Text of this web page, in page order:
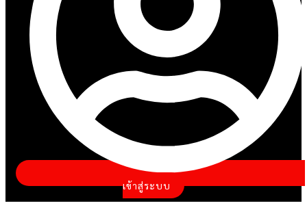
เข้าสู่ระบบ